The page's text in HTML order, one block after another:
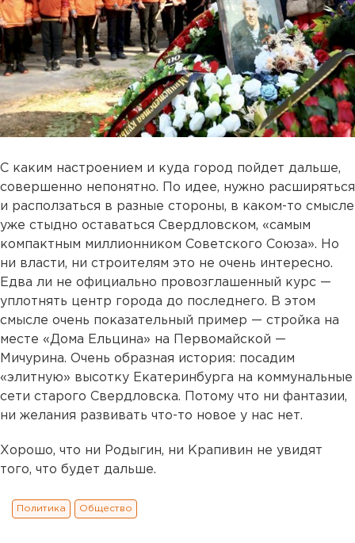
С каким настроением и куда город пойдет дальше,
совершенно непонятно. По идее, нужно расширяться
и расползаться в разные стороны, в каком-то смысле
уже стыдно оставаться Свердловском, «самым
компактным миллионником Советского Союза». Но
ни власти, ни строителям это не очень интересно.
Едва ли не официально провозглашенный курс —
уплотнять центр города до последнего. В этом
смысле очень показательный пример — стройка на
месте «Дома Ельцина» на Первомайской —
Мичурина. Очень образная история: посадим
«элитную» высотку Екатеринбурга на коммунальные
сети старого Свердловска. Потому что ни фантазии,
ни желания развивать что-то новое у нас нет.
Хорошо, что ни Родыгин, ни Крапивин не увидят
того, что будет дальше.
Политика Общество